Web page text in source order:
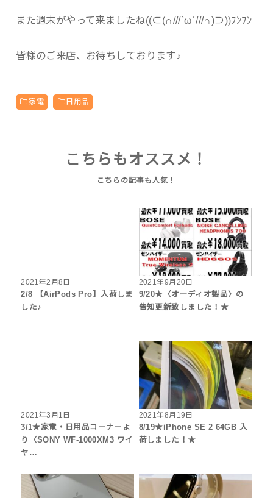
また週末がやって来ましたね((⊂(∩///`ω´///∩)⊃))ﾌﾝﾌﾝ
皆様のご来店、お待ちしております♪
家電 日用品
こちらもオススメ！
2021年2月8日
2/8 【AirPods Pro】入荷しま
した♪
2021年9月20日
9/20★〈オーディオ製品〉の
告知更新致しました！★
2021年3月1日
3/1★家電・日用品コーナーよ
り〈SONY WF-1000XM3 ワイ
ヤ…
2021年8月19日
8/19★iPhone SE 2 64GB 入
荷しました！★